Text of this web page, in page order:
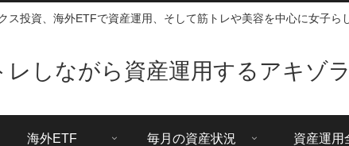
ス投資、海外ETFで資産運用、そして筋トレや美容を中心に女子ら
レしながら資産運用するアキゾ
海外ETF 毎月の資産状況 資産運用